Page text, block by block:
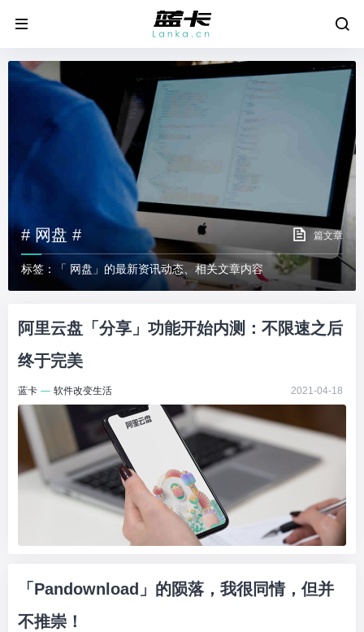
# 网盘 # 篇文章
标签：「 网盘」的最新资讯动态、相关文章内容
阿里云盘「分享」功能开始内测：不限速之后
终于完美
蓝卡 — 软件改变生活 2021-04-18
「Pandownload」的陨落，我很同情，但并
不推崇！